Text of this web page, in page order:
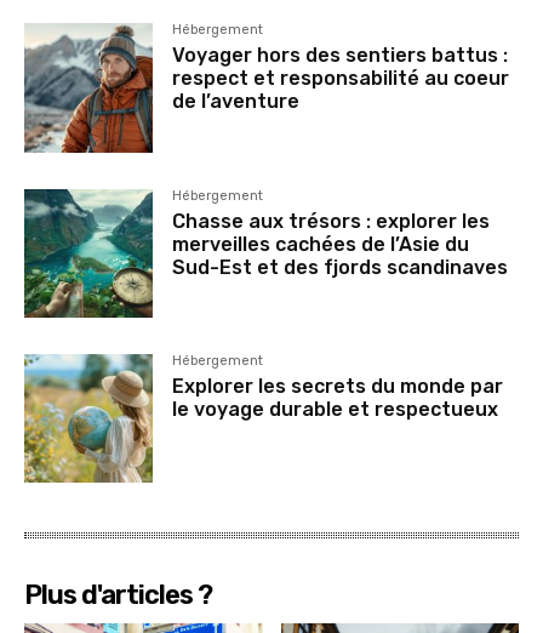
Hébergement
Voyager hors des sentiers battus :
respect et responsabilité au coeur
de l’aventure
Hébergement
Chasse aux trésors : explorer les
merveilles cachées de l’Asie du
Sud-Est et des fjords scandinaves
Hébergement
Explorer les secrets du monde par
le voyage durable et respectueux
Plus d'articles ?